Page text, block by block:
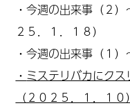
・今週の出来事（２
２５．１．１８）
・今週の出来事（１）
・ ミステリバカにクス
（２０２５．１．１０）